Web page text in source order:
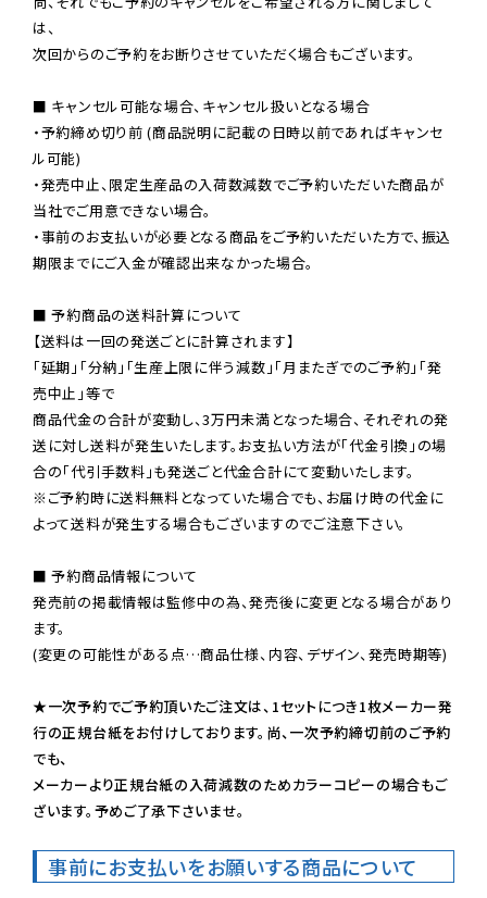
は、
次回からのご予約をお断りさせていただく場合もございます。
■ キャンセル可能な場合、キャンセル扱いとなる場合
・予約締め切り前 (商品説明に記載の日時以前であればキャンセ
ル可能)
・発売中止、限定生産品の入荷数減数でご予約いただいた商品が
当社でご用意できない場合。
・事前のお支払いが必要となる商品をご予約いただいた方で、振込
期限までにご入金が確認出来なかった場合。
■ 予約商品の送料計算について
【送料は一回の発送ごとに計算されます】
「延期」「分納」「生産上限に伴う減数」「月またぎでのご予約」「発
売中止」等で
商品代金の合計が変動し、3万円未満となった場合、それぞれの発
送に対し送料が発生いたします。お支払い方法が「代金引換」の場
※ご予約時に送料無料となっていた場合でも、お届け時の代金に
よって送料が発生する場合もございますのでご注意下さい。
■ 予約商品情報について
発売前の掲載情報は監修中の為、発売後に変更となる場合があり
ます。
(変更の可能性がある点…商品仕様、内容、デザイン、発売時期等)
★一次予約でご予約頂いたご注文は、1セットにつき1枚メーカー発
行の正規台紙をお付けしております。尚、一次予約締切前のご予約
でも、
メーカーより正規台紙の入荷減数のためカラーコピーの場合もご
ざいます。予めご了承下さいませ。
事前にお支払いをお願いする商品について